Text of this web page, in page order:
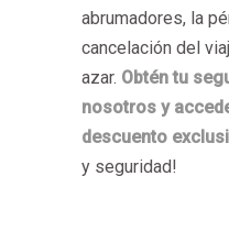
abrumadores, la
cancelación del
azar. Obtén tu
nosotros y
descuento
y seguridad!